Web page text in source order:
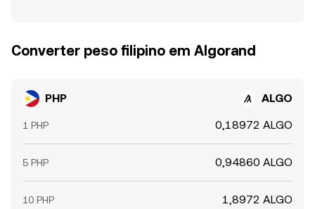
Converter peso filipino em Algorand
PHP ALGO
1 PHP 0,18972 ALGO
5 PHP 0,94860 ALGO
10 PHP 1,8972 ALGO